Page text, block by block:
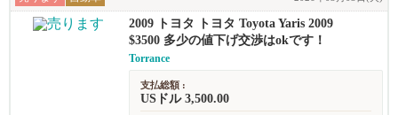
2009 トヨタ トヨタ Toyota Yaris 2009
$3500 多少の値下げ交渉はokです！
Torrance
支払総額 :
USドル 3,500.00